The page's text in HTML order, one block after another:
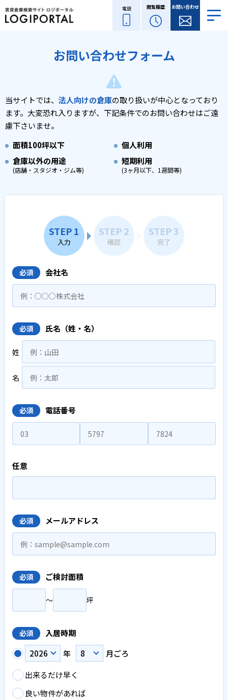
電話 閲覧履歴 お問い合わせ
お問い合わせフォーム
当サイトでは、 法人向けの倉庫の取り扱いが中心となっており
ます。 大変恐れ入りますが、下記条件でのお問い合わせはご遠
慮下さいませ。
面積100坪以下
個人利用
倉庫以外の用途
(店舗・スタジオ・ジム等)
短期利用
(3ヶ月以下、1週間等)
STEP 1
入力
STEP 2
確認
STEP 3
完了
必須 会社名
必須 氏名（姓・名）
姓
名
必須 電話番号
任意
必須 メールアドレス
必須 ご検討面積
〜 坪
必須
入居時期
年
月ごろ
出来るだけ早く
良い物件があれば